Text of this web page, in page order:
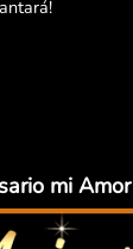
mi Amor